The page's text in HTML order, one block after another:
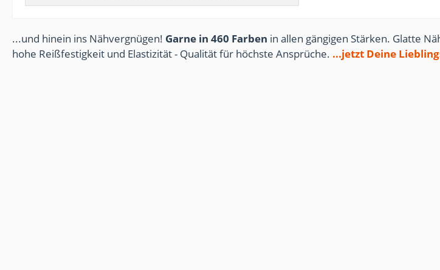
...und hinein ins Nähvergnügen! Garne in 460 Farben in allen gängigen Stärken. Glatte
hohe Reißfestigkeit und Elastizität - Qualität für höchste Ansprüche. ...jetzt Deine